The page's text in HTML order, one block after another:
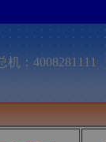
机：